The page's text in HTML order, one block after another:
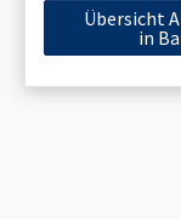
Übersicht
in